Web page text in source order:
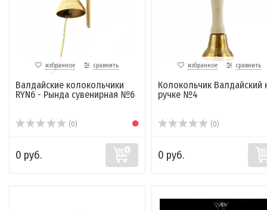
избранное сравнить
Валдайские колокольчики
RYN6 - Рында сувенирная №6
(0)
0 руб.
избранное сравнить
Колокольчик Валдайский
ручке №4
(0)
0 руб.